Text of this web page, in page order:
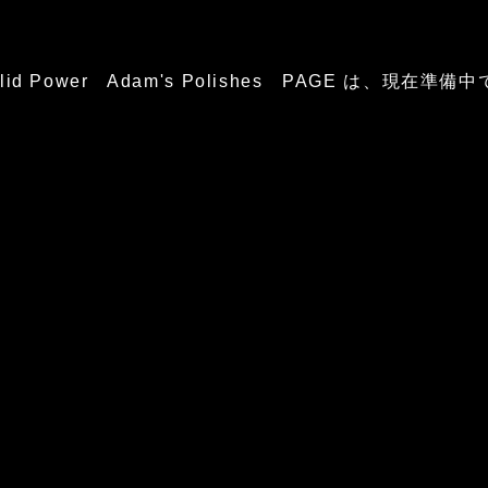
Power Adam's Polishes PAGE は、現在準備中